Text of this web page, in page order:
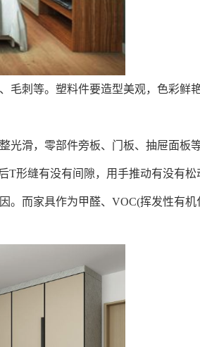
刺等。塑料件要造型美观，色彩鲜
滑，零部件旁板、门板、抽屉面板
形缝有没有间隙，用手推动有没有松
而家具作为甲醛、VOC(挥发性有机